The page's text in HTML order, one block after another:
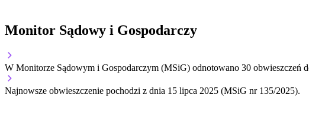
Monitor Sądowy i Gospodarczy
W Monitorze Sądowym i Gospodarczym (MSiG) odnotowano 30 obwieszczeń
Najnowsze obwieszczenie pochodzi z dnia 15 lipca 2025 (MSiG nr 135/2025).